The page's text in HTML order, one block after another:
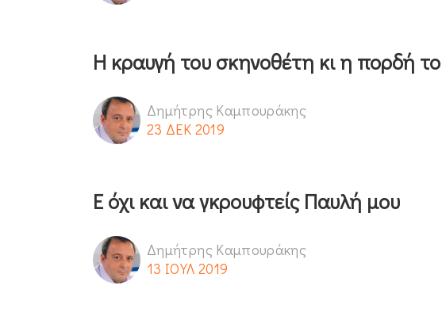
Η κραυγή του σκηνοθέτη κι η πορδή
Δημήτρης Καμπουράκης
23 ΔΕΚ 2019
Ε όχι και να γκρουφτείς Παυλή μου
Δημήτρης Καμπουράκης
13 ΙΟΥΛ 2019